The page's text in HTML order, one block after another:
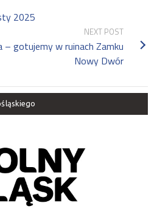
2025
NEXT POST
– gotujemy w ruinach Zamku
Nowy Dwór